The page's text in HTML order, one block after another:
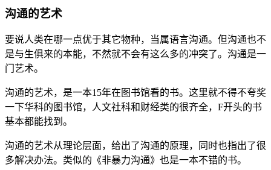
沟通的艺术
要说人类在哪一点优于其它物种，当属语言沟通。但沟通也不
是与生俱来的本能，不然就不会有这么多的冲突了。沟通是一
门艺术。
沟通的艺术，是一本15年在图书馆看的书。这里就不得不夸奖
一下华科的图书馆，人文社科和财经类的很齐全，F开头的书
基本都能找到。
沟通的艺术从理论层面，给出了沟通的原理，同时也指出了很
多解决办法。类似的《非暴力沟通》也是一本不错的书。